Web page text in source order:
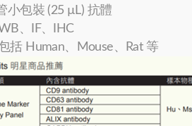
小包裝 (25 µL) 抗體
、IF、IHC
括 Human、Mouse、Rat 等